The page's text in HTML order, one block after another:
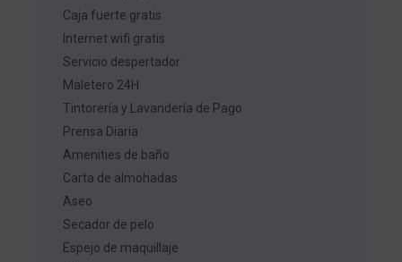
Caja fuerte gratis
Internet wifi gratis
Servicio despertador
Maletero 24H
Tintorería y Lavandería de Pago
Prensa Diaria
Amenities de baño
Carta de almohadas
Aseo
Secador de pelo
Espejo de maquillaje